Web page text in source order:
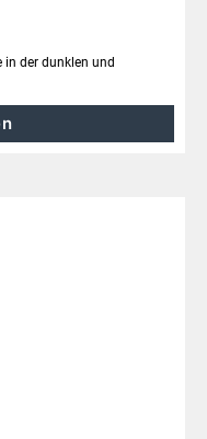
in der dunklen und